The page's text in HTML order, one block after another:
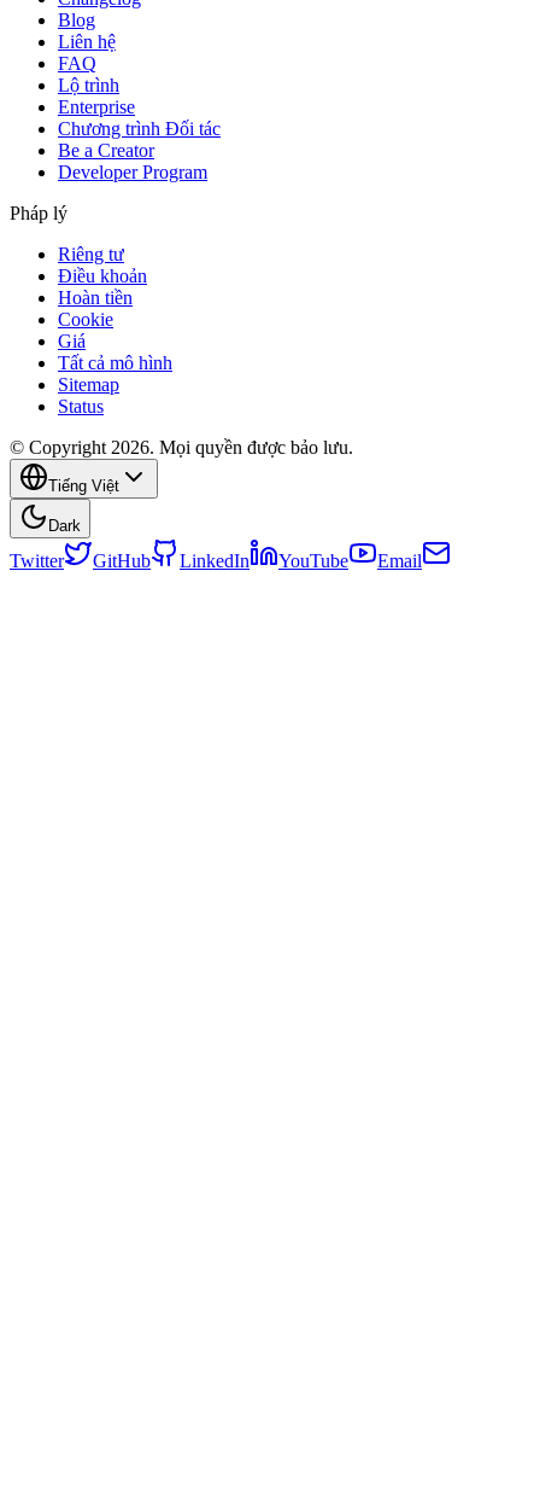
Blog
Liên hệ
FAQ
Lộ trình
Enterprise
Chương trình Đối tác
Be a Creator
Developer Program
Pháp lý
Riêng tư
Điều khoản
Hoàn tiền
Cookie
Giá
Tất cả mô hình
Sitemap
Status
© Copyright 2026. Mọi quyền được bảo lưu.
Tiếng Việt
Dark
Twitter GitHub LinkedIn YouTube Email